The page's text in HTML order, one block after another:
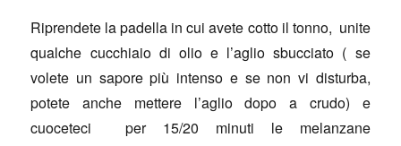
Riprendete la padella in cui avete cotto il tonno, unite
qualche cucchiaio di olio e l’aglio sbucciato ( se
volete un sapore più intenso e se non vi disturba,
potete anche mettere l’aglio dopo a crudo) e
cuoceteci per 15/20 minuti le melanzane